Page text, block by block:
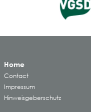
Home
Contact
Impressum
Hinweisgeberschutz